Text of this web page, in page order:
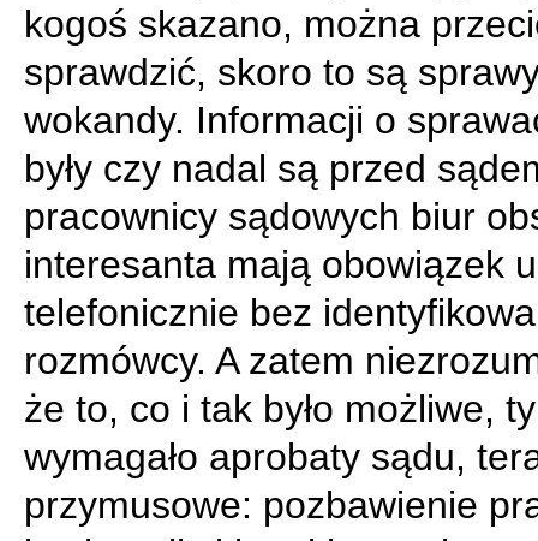
kogoś skazano, można
sprawdzić, skoro to są
wokandy. Informacji o
były czy nadal są przed
pracownicy sądowych biur
interesanta mają obowiązek
telefonicznie bez
rozmówcy. A zatem
że to, co i tak było możliwe,
wymagało aprobaty sądu,
przymusowe: pozbawienie